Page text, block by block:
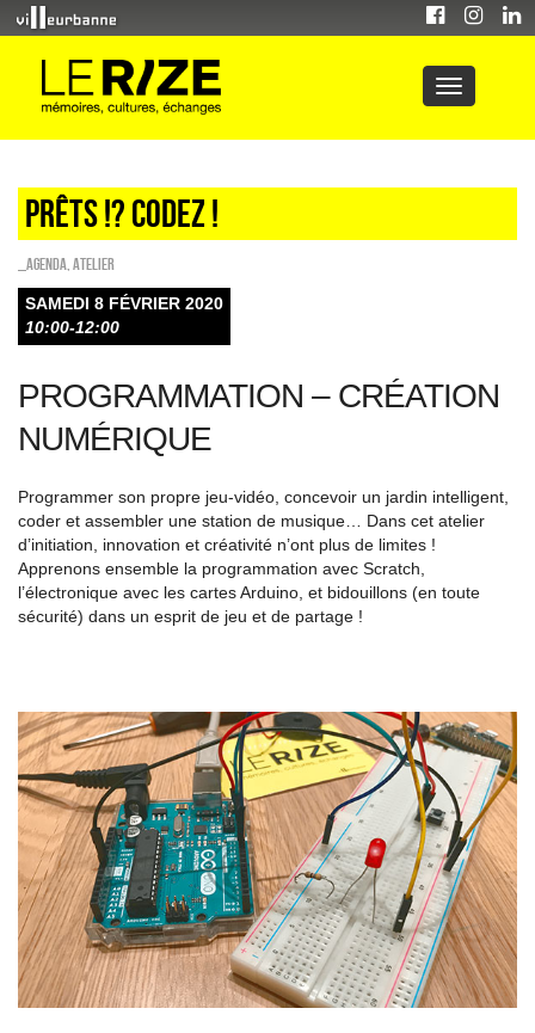
Prêts !? Codez !
_Agenda Atelier
SAMEDI 8 FÉVRIER 2020
10:00-12:00
PROGRAMMATION – CRÉATION
NUMÉRIQUE
Programmer son propre jeu-vidéo, concevoir un jardin intelligent,
coder et assembler une station de musique… Dans cet atelier
d’initiation, innovation et créativité n’ont plus de limites !
Apprenons ensemble la programmation avec Scratch,
l’électronique avec les cartes Arduino, et bidouillons (en toute
sécurité) dans un esprit de jeu et de partage !